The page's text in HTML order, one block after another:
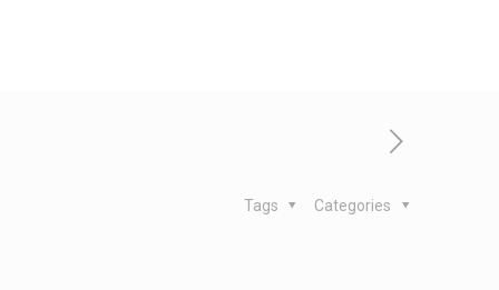
Categories
Tags